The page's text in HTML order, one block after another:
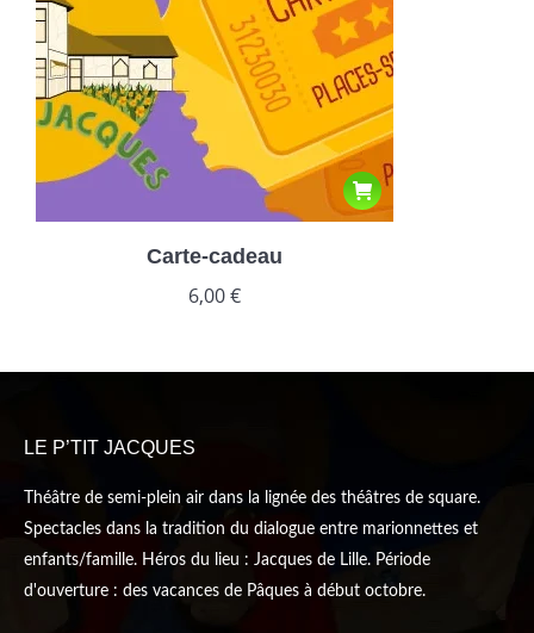
Carte-cadeau
6,00€
LE P’TIT JACQUES
Théâtre de semi-plein air dans la lignée des théâtres de square.
Spectacles dans la tradition du dialogue entre marionnettes et
enfants/famille. Héros du lieu : Jacques de Lille. Période
d'ouverture : des vacances de Pâques à début octobre.